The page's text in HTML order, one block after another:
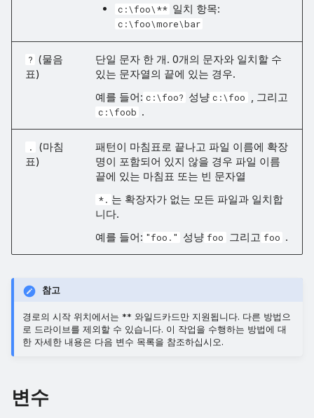
c:\foo\** 일치 항목:
c:\foo\more\bar
? (물음
표)
단일 문자 한 개. 0개의 문자와 일치할 수
있는 문자열의 끝에 있는 경우.
예를 들어: c:\foo? 성냥 c:\foo , 그리고
c:\foob .
.
(마침
표)
패턴이 마침표로 끝나고 파일 이름에 확장
명이 포함되어 있지 않을 경우 파일 이름
끝에 있는 마침표 또는 빈 문자열
*. 는 확장자가 없는 모든 파일과 일치합
니다.
예를 들어: "foo." 성냥 foo 그리고 foo .
참고
경로의 시작 위치에서는 ** 와일드카드만 지원됩니다. 다른 방법으
로 드라이브를 제외할 수 있습니다. 이 작업을 수행하는 방법에 대
한 자세한 내용은 다음 변수 목록을 참조하십시오.
변수